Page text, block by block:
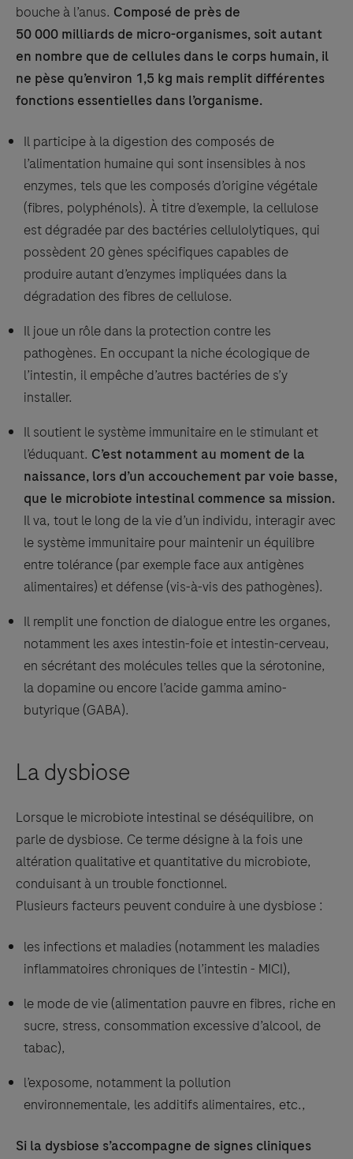
bouche à l’anus. Composé de près de
50 000 milliards de micro-organismes, soit autant
en nombre que de cellules dans le corps humain, il
ne pèse qu’environ 1,5 kg mais remplit différentes
fonctions essentielles dans l’organisme.
Il participe à la digestion des composés de
l’alimentation humaine qui sont insensibles à nos
enzymes, tels que les composés d’origine végétale
(fibres, polyphénols). À titre d’exemple, la cellulose
est dégradée par des bactéries cellulolytiques, qui
possèdent 20 gènes spécifiques capables de
produire autant d’enzymes impliquées dans la
dégradation des fibres de cellulose.
Il joue un rôle dans la protection contre les
pathogènes. En occupant la niche écologique de
l’intestin, il empêche d’autres bactéries de s’y
installer.
Il soutient le système immunitaire en le stimulant et
l’éduquant. C’est notamment au moment de la
naissance, lors d’un accouchement par voie basse,
que le microbiote intestinal commence sa mission.
Il va, tout le long de la vie d’un individu, interagir avec
le système immunitaire pour maintenir un équilibre
entre tolérance (par exemple face aux antigènes
alimentaires) et défense (vis-à-vis des pathogènes).
Il remplit une fonction de dialogue entre les organes,
notamment les axes intestin-foie et intestin-cerveau,
en sécrétant des molécules telles que la sérotonine,
la dopamine ou encore l’acide gamma amino-
butyrique (GABA).
La dysbiose
Lorsque le microbiote intestinal se déséquilibre, on
parle de dysbiose. Ce terme désigne à la fois une
altération qualitative et quantitative du microbiote,
conduisant à un trouble fonctionnel.
Plusieurs facteurs peuvent conduire à une dysbiose :
les infections et maladies (notamment les maladies
inflammatoires chroniques de l’intestin - MICI),
le mode de vie (alimentation pauvre en fibres, riche en
sucre, stress, consommation excessive d’alcool, de
tabac),
l’exposome, notamment la pollution
environnementale, les additifs alimentaires, etc.,
Si la dysbiose s’accompagne de signes cliniques